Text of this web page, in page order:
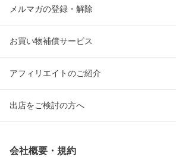
メルマガの登録・解除
お買い物補償サービス
アフィリエイトのご紹介
出店をご検討の方へ
会社概要・規約